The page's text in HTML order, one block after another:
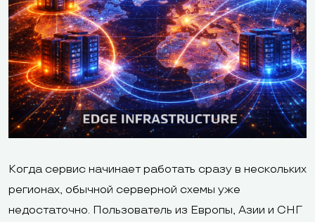
Когда сервис начинает работать сразу в нескольких
регионах, обычной серверной схемы уже
недостаточно. Пользователь из Европы, Азии и СНГ